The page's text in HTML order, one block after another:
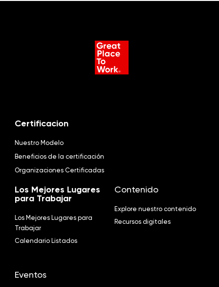
Certificacion
Nuestro Modelo
Beneficios de la certificación
Organizaciones Certificadas
Los Mejores Lugares
para Trabajar
Los Mejores Lugares para
Trabajar
Calendario Listados
Contenido
Explore nuestro contenido
Recursos digitales
Eventos